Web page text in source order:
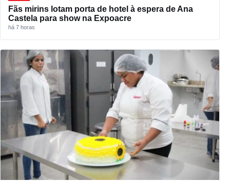
Fãs mirins lotam porta de hotel à espera de Ana
Castela para show na Expoacre
há 7 horas